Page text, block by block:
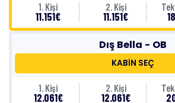
1. Kişi
11.151€
2. Kişi
11.151€
Dış Bella - OB
KABİN SEÇ
1. Kişi
12.061€
2. Kişi
12.061€